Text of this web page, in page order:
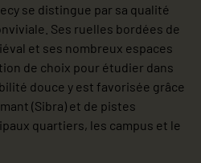
se distingue par sa qualité
Ses ruelles bordées de
et ses nombreux espaces
de choix pour étudier dans
douce y est favorisée grâce
(Sibra) et de pistes
quartiers, les campus et le